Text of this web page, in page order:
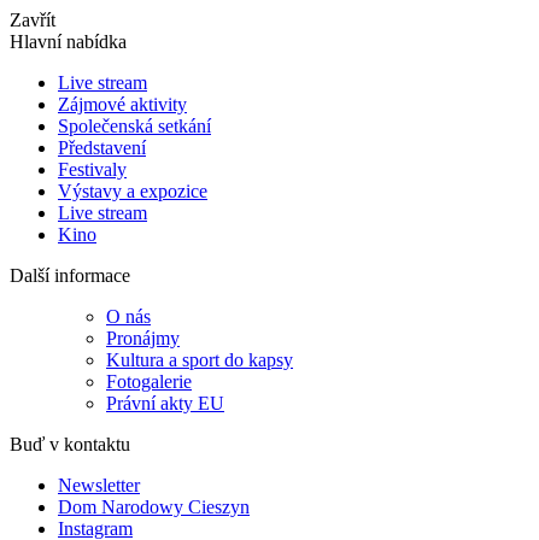
Zavřít
Hlavní nabídka
Live stream
Zájmové aktivity
Společenská setkání
Představení
Festivaly
Výstavy a expozice
Live stream
Kino
Další informace
O nás
Pronájmy
Kultura a sport do kapsy
Fotogalerie
Právní akty EU
Buď v kontaktu
Newsletter
Dom Narodowy Cieszyn
Instagram